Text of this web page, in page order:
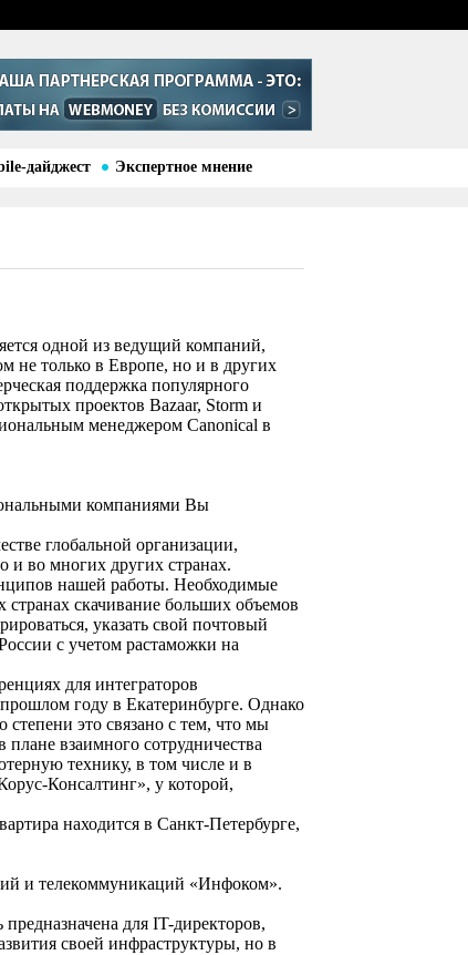
дайджест Экспертное мнение
одной из ведущий компаний,
не только в Европе, но и в других
поддержка популярного
проектов Bazaar, Storm и
менеджером Canonical в
компаниями Вы
глобальной организации,
и во многих других странах.
нашей работы. Необходимые
скачивание больших объемов
указать свой почтовый
с учетом растаможки на
для интеграторов
году в Екатеринбурге. Однако
степени это связано с тем, что мы
взаимного сотрудничества
технику, в том числе и в
Консалтинг», у которой,
находится в Санкт-Петербурге,
и телекоммуникаций «Инфоком».
для IT-директоров,
своей инфраструктуры, но в